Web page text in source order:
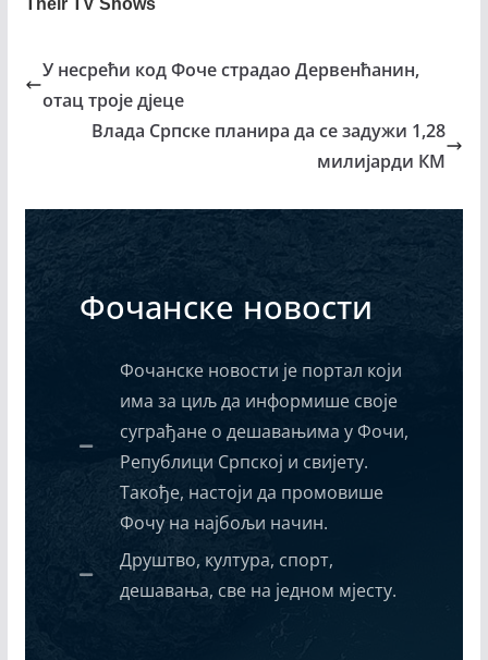
У несрећи код Фоче страдао Дервенћанин,
отац троје дјеце
Влада Српске планира да се задужи 1,28
милијарди КМ
Фочанске новости
Фочанске новости је портал који
има за циљ да информише своје
суграђане о дешавањима у Фочи,
Републици Српској и свијету.
Такође, настоји да промовише
Фочу на најбољи начин.
Друштво, култура, спорт,
дешавања, све на једном мјесту.